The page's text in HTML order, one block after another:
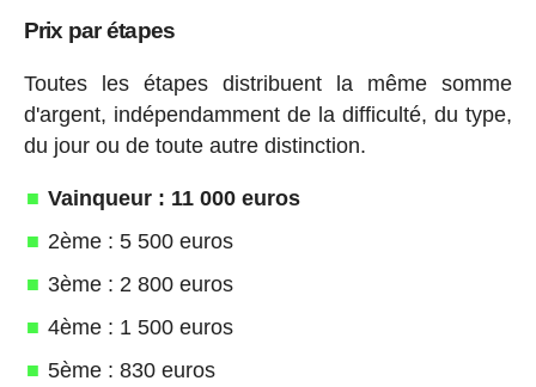
Prix par étapes
Toutes les étapes distribuent la même somme
d'argent, indépendamment de la difficulté, du type,
du jour ou de toute autre distinction.
Vainqueur : 11 000 euros
2ème : 5 500 euros
3ème : 2 800 euros
4ème : 1 500 euros
5ème : 830 euros